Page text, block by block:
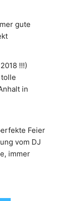
gute
!!!)
in
Feier
vom DJ
immer